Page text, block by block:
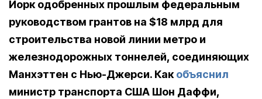
Йорк одобренных прошлым федеральным
руководством грантов на $18 млрд для
строительства новой линии метро и
железнодорожных тоннелей, соединяющих
Манхэттен с Нью-Джерси. Какобъяснил
министр транспорта США Шон Даффи,